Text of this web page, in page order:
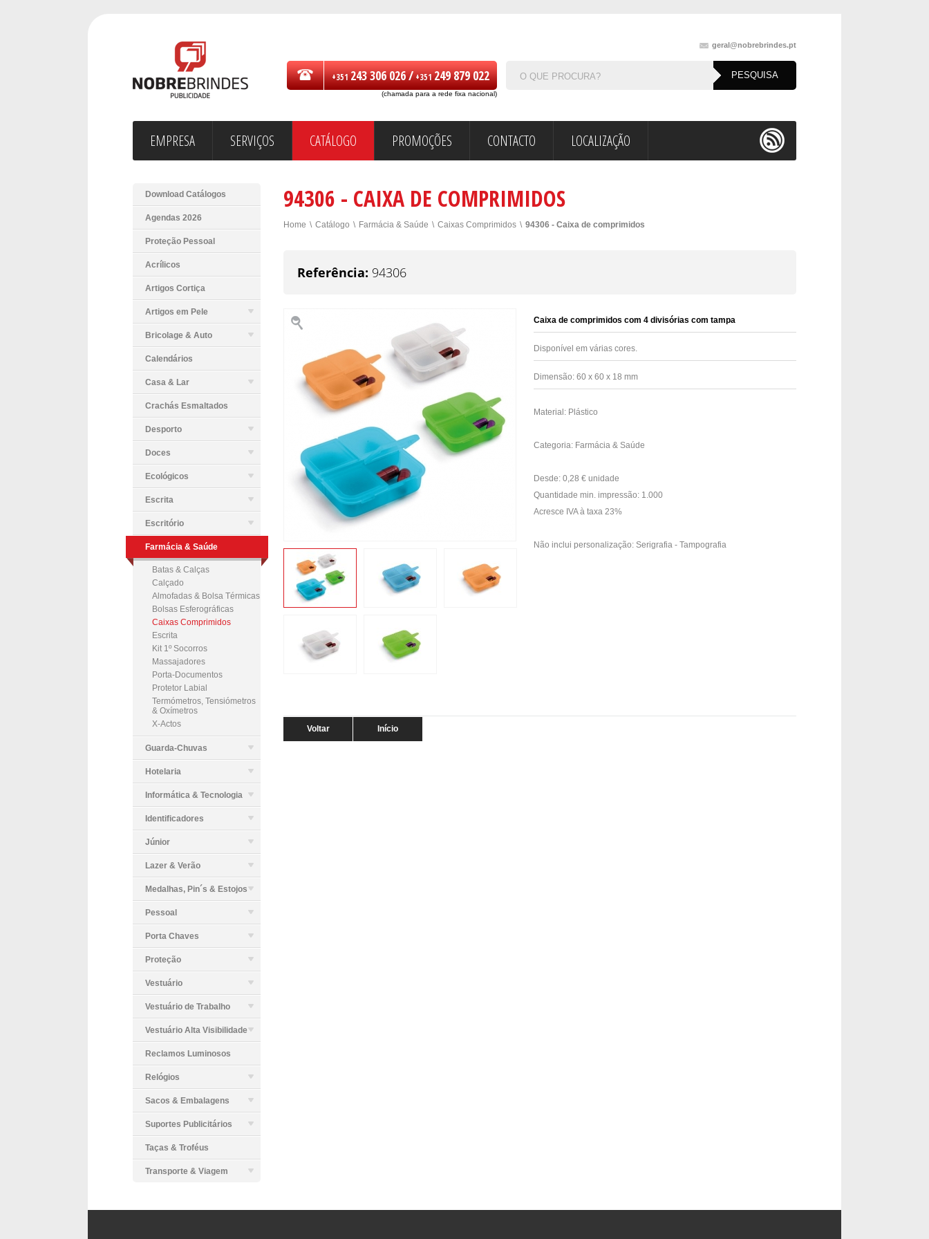
geral@nobrebrindes.pt
+351243 306 026 /+351249 879 022
(chamada para a rede fixa nacional)
EMPRESA SERVIÇOS CATÁLOGO PROMOÇÕES CONTACTO LOCALIZAÇÃO
Download Catálogos
Agendas 2026
Proteção Pessoal
Acrílicos
Artigos Cortiça
Artigos em Pele
Bricolage & Auto
Calendários
Casa & Lar
Crachás Esmaltados
Desporto
Doces
Ecológicos
Escrita
Escritório
Farmácia & Saúde
Batas & Calças
Calçado
Almofadas & Bolsa Térmicas
Bolsas Esferográficas
Caixas Comprimidos
Escrita
Kit 1º Socorros
Massajadores
Porta-Documentos
Protetor Labial
Termómetros, Tensiómetros
& Oxímetros
X-Actos
Guarda-Chuvas
Hotelaria
Informática & Tecnologia
Identificadores
Júnior
Lazer & Verão
Medalhas, Pin´s & Estojos
Pessoal
Porta Chaves
Proteção
Vestuário
Vestuário de Trabalho
Vestuário Alta Visibilidade
Reclamos Luminosos
Relógios
Sacos & Embalagens
Suportes Publicitários
Taças & Troféus
Transporte & Viagem
94306 - CAIXA DE COMPRIMIDOS
Home \ Catálogo \ Farmácia & Saúde \ Caixas Comprimidos \ 94306 - Caixa de comprimidos
Referência: 94306
Caixa de comprimidos com 4 divisórias com tampa
Disponível em várias cores.
Dimensão: 60 x 60 x 18 mm
Material: Plástico
Categoria: Farmácia & Saúde
Desde: 0,28 € unidade
Quantidade min. impressão: 1.000
Acresce IVA à taxa 23%
Não inclui personalização: Serigrafia - Tampografia
Voltar Início